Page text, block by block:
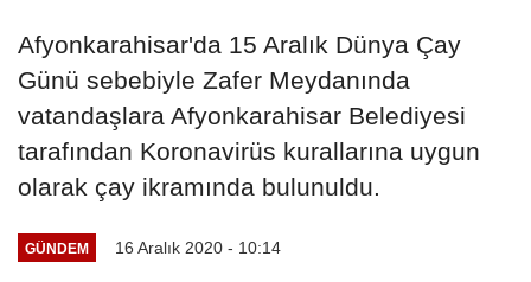
Afyonkarahisar'da 15 Aralık Dünya Çay
Günü sebebiyle Zafer Meydanında
vatandaşlara Afyonkarahisar Belediyesi
tarafından Koronavirüs kurallarına uygun
olarak çay ikramında bulunuldu.
GÜNDEM 16 Aralık 2020 - 10:14